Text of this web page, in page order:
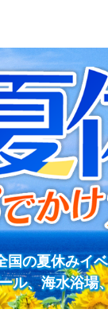
国の夏休みイ
ル、海水浴